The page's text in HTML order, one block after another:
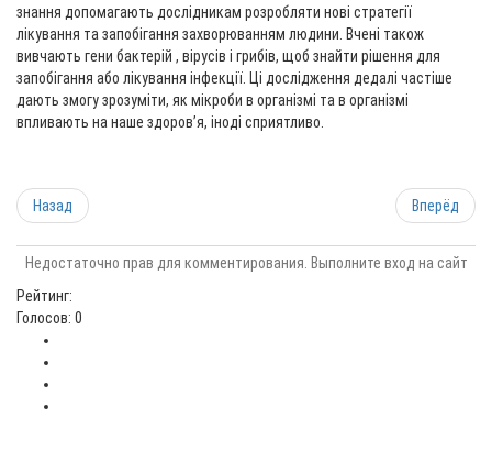
знання допомагають дослідникам розробляти нові стратегії
лікування та запобігання захворюванням людини. Вчені також
вивчають гени бактерій , вірусів і грибів, щоб знайти рішення для
запобігання або лікування інфекції. Ці дослідження дедалі частіше
дають змогу зрозуміти, як мікроби в організмі та в організмі
впливають на наше здоров’я, іноді сприятливо.
Назад Вперёд
Недостаточно прав для комментирования. Выполните вход на сайт
Рейтинг:
Голосов: 0